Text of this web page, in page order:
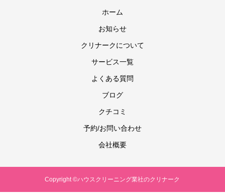
ホーム
お知らせ
クリナークについて
サービス一覧
よくある質問
ブログ
クチコミ
予約/お問い合わせ
会社概要
Copyright ©ハウスクリーニング業社のクリナーク